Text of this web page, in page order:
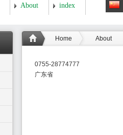
About index
Home About
0755-28774777
广东省